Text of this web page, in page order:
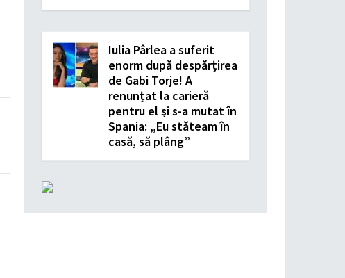
Iulia Pârlea a suferit
enorm după despărțirea
de Gabi Torje! A
renunțat la carieră
pentru el și s-a mutat în
Spania: „Eu stăteam în
casă, să plâng”